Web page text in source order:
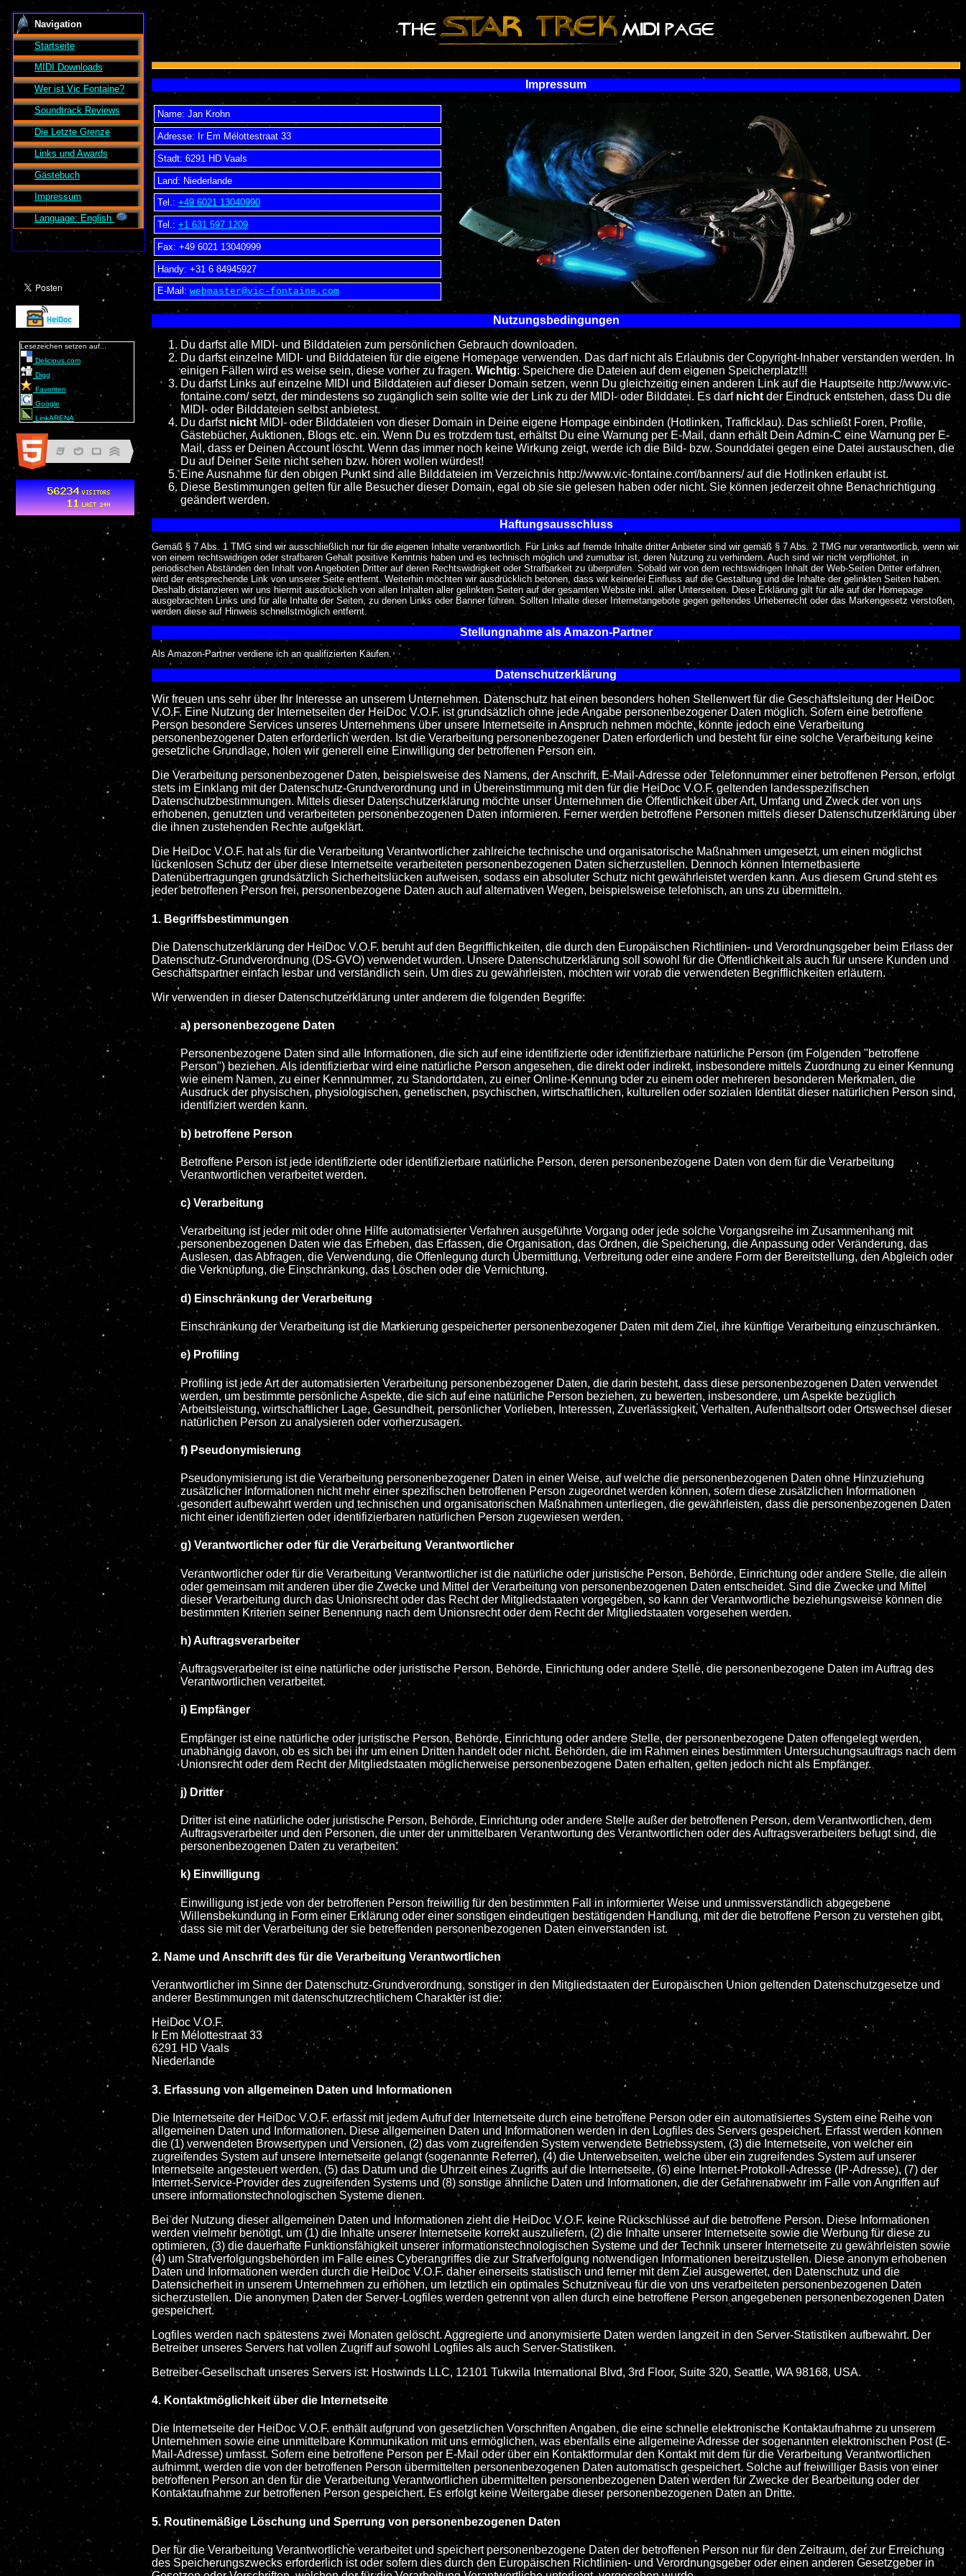
Navigation
Startseite
MIDI Downloads
Wer ist Vic Fontaine?
Soundtrack Reviews
Die Letzte Grenze
Links und Awards
Gästebuch
Impressum
Language: English
Impressum
Name: Jan Krohn
Adresse: Ir Em Mélottestraat 33
Stadt: 6291 HD Vaals
Land: Niederlande
Tel.: +49 6021 13040990
Tel.: +1 631 597 1209
Fax: +49 6021 13040999
Handy: +31 6 84945927
E-Mail: webmaster@vic-fontaine.com
Nutzungsbedingungen
Du darfst alle MIDI- und Bilddateien zum persönlichen Gebrauch downloaden.
Du darfst einzelne MIDI- und Bilddateien für die eigene Homepage verwenden. Das darf nicht als Erlaubnis der Copyright-Inhaber verstanden werden. In
einigen Fällen wird es weise sein, diese vorher zu fragen. Wichtig: Speichere die Dateien auf dem eigenen Speicherplatz!!!
Du darfst Links auf einzelne MIDI und Bilddateien auf dieser Domain setzen, wenn Du gleichzeitig einen anderen Link auf die Hauptseite http://www.vic-
fontaine.com/ setzt, der mindestens so zugänglich sein sollte wie der Link zu der MIDI- oder Bilddatei. Es darf nicht der Eindruck entstehen, dass Du die
MIDI- oder Bilddateien selbst anbietest.
Du darfst nichtMIDI- oder Bilddateien von dieser Domain in Deine eigene Hompage einbinden (Hotlinken, Trafficklau). Das schließt Foren, Profile,
Gästebücher, Auktionen, Blogs etc. ein. Wenn Du es trotzdem tust, erhältst Du eine Warnung per E-Mail, dann erhält Dein Admin-C eine Warnung per E-
Mail, dass er Deinen Account löscht. Wenn das immer noch keine Wirkung zeigt, werde ich die Bild- bzw. Sounddatei gegen eine Datei austauschen, die
Du auf Deiner Seite nicht sehen bzw. hören wollen würdest!
Eine Ausnahme für den obigen Punkt sind alle Bilddateien im Verzeichnis http://www.vic-fontaine.com/banners/ auf die Hotlinken erlaubt ist.
Diese Bestimmungen gelten für alle Besucher dieser Domain, egal ob sie sie gelesen haben oder nicht. Sie können jederzeit ohne Benachrichtigung
geändert werden.
Haftungsausschluss
Gemäß § 7 Abs. 1 TMG sind wir ausschließlich nur für die eigenen Inhalte verantwortlich. Für Links auf fremde Inhalte dritter Anbieter sind wir gemäß § 7 Abs. 2 TMG nur verantwortlich, wenn wir
von einem rechtswidrigen oder strafbaren Gehalt positive Kenntnis haben und es technisch möglich und zumutbar ist, deren Nutzung zu verhindern. Auch sind wir nicht verpflichtet, in
periodischen Abständen den Inhalt von Angeboten Dritter auf deren Rechtswidrigkeit oder Strafbarkeit zu überprüfen. Sobald wir von dem rechtswidrigen Inhalt der Web-Seiten Dritter erfahren,
wird der entsprechende Link von unserer Seite entfernt. Weiterhin möchten wir ausdrücklich betonen, dass wir keinerlei Einfluss auf die Gestaltung und die Inhalte der gelinkten Seiten haben.
Deshalb distanzieren wir uns hiermit ausdrücklich von allen Inhalten aller gelinkten Seiten auf der gesamten Website inkl. aller Unterseiten. Diese Erklärung gilt für alle auf der Homepage
ausgebrachten Links und für alle Inhalte der Seiten, zu denen Links oder Banner führen. Sollten Inhalte dieser Internetangebote gegen geltendes Urheberrecht oder das Markengesetz verstoßen,
werden diese auf Hinweis schnellstmöglich entfernt.
Stellungnahme als Amazon-Partner
Als Amazon-Partner verdiene ich an qualifizierten Käufen.
Datenschutzerklärung
Wir freuen uns sehr über Ihr Interesse an unserem Unternehmen. Datenschutz hat einen besonders hohen Stellenwert für die Geschäftsleitung der HeiDoc
V.O.F. Eine Nutzung der Internetseiten der HeiDoc V.O.F. ist grundsätzlich ohne jede Angabe personenbezogener Daten möglich. Sofern eine betroffene
Person besondere Services unseres Unternehmens über unsere Internetseite in Anspruch nehmen möchte, könnte jedoch eine Verarbeitung
personenbezogener Daten erforderlich werden. Ist die Verarbeitung personenbezogener Daten erforderlich und besteht für eine solche Verarbeitung keine
gesetzliche Grundlage, holen wir generell eine Einwilligung der betroffenen Person ein.
Die Verarbeitung personenbezogener Daten, beispielsweise des Namens, der Anschrift, E-Mail-Adresse oder Telefonnummer einer betroffenen Person, erfolgt
stets im Einklang mit der Datenschutz-Grundverordnung und in Übereinstimmung mit den für die HeiDoc V.O.F. geltenden landesspezifischen
Datenschutzbestimmungen. Mittels dieser Datenschutzerklärung möchte unser Unternehmen die Öffentlichkeit über Art, Umfang und Zweck der von uns
erhobenen, genutzten und verarbeiteten personenbezogenen Daten informieren. Ferner werden betroffene Personen mittels dieser Datenschutzerklärung über
die ihnen zustehenden Rechte aufgeklärt.
Die HeiDoc V.O.F. hat als für die Verarbeitung Verantwortlicher zahlreiche technische und organisatorische Maßnahmen umgesetzt, um einen möglichst
lückenlosen Schutz der über diese Internetseite verarbeiteten personenbezogenen Daten sicherzustellen. Dennoch können Internetbasierte
Datenübertragungen grundsätzlich Sicherheitslücken aufweisen, sodass ein absoluter Schutz nicht gewährleistet werden kann. Aus diesem Grund steht es
jeder betroffenen Person frei, personenbezogene Daten auch auf alternativen Wegen, beispielsweise telefonisch, an uns zu übermitteln.
1. Begriffsbestimmungen
Die Datenschutzerklärung der HeiDoc V.O.F. beruht auf den Begrifflichkeiten, die durch den Europäischen Richtlinien- und Verordnungsgeber beim Erlass der
Datenschutz-Grundverordnung (DS-GVO) verwendet wurden. Unsere Datenschutzerklärung soll sowohl für die Öffentlichkeit als auch für unsere Kunden und
Geschäftspartner einfach lesbar und verständlich sein. Um dies zu gewährleisten, möchten wir vorab die verwendeten Begrifflichkeiten erläutern.
Wir verwenden in dieser Datenschutzerklärung unter anderem die folgenden Begriffe:
a) personenbezogene Daten
Personenbezogene Daten sind alle Informationen, die sich auf eine identifizierte oder identifizierbare natürliche Person (im Folgenden "betroffene
Person") beziehen. Als identifizierbar wird eine natürliche Person angesehen, die direkt oder indirekt, insbesondere mittels Zuordnung zu einer Kennung
wie einem Namen, zu einer Kennnummer, zu Standortdaten, zu einer Online-Kennung oder zu einem oder mehreren besonderen Merkmalen, die
Ausdruck der physischen, physiologischen, genetischen, psychischen, wirtschaftlichen, kulturellen oder sozialen Identität dieser natürlichen Person sind,
identifiziert werden kann.
b) betroffene Person
Betroffene Person ist jede identifizierte oder identifizierbare natürliche Person, deren personenbezogene Daten von dem für die Verarbeitung
Verantwortlichen verarbeitet werden.
c) Verarbeitung
Verarbeitung ist jeder mit oder ohne Hilfe automatisierter Verfahren ausgeführte Vorgang oder jede solche Vorgangsreihe im Zusammenhang mit
personenbezogenen Daten wie das Erheben, das Erfassen, die Organisation, das Ordnen, die Speicherung, die Anpassung oder Veränderung, das
Auslesen, das Abfragen, die Verwendung, die Offenlegung durch Übermittlung, Verbreitung oder eine andere Form der Bereitstellung, den Abgleich oder
die Verknüpfung, die Einschränkung, das Löschen oder die Vernichtung.
d) Einschränkung der Verarbeitung
Einschränkung der Verarbeitung ist die Markierung gespeicherter personenbezogener Daten mit dem Ziel, ihre künftige Verarbeitung einzuschränken.
e) Profiling
Profiling ist jede Art der automatisierten Verarbeitung personenbezogener Daten, die darin besteht, dass diese personenbezogenen Daten verwendet
werden, um bestimmte persönliche Aspekte, die sich auf eine natürliche Person beziehen, zu bewerten, insbesondere, um Aspekte bezüglich
Arbeitsleistung, wirtschaftlicher Lage, Gesundheit, persönlicher Vorlieben, Interessen, Zuverlässigkeit, Verhalten, Aufenthaltsort oder Ortswechsel dieser
natürlichen Person zu analysieren oder vorherzusagen.
f) Pseudonymisierung
Pseudonymisierung ist die Verarbeitung personenbezogener Daten in einer Weise, auf welche die personenbezogenen Daten ohne Hinzuziehung
zusätzlicher Informationen nicht mehr einer spezifischen betroffenen Person zugeordnet werden können, sofern diese zusätzlichen Informationen
gesondert aufbewahrt werden und technischen und organisatorischen Maßnahmen unterliegen, die gewährleisten, dass die personenbezogenen Daten
nicht einer identifizierten oder identifizierbaren natürlichen Person zugewiesen werden.
g) Verantwortlicher oder für die Verarbeitung Verantwortlicher
Verantwortlicher oder für die Verarbeitung Verantwortlicher ist die natürliche oder juristische Person, Behörde, Einrichtung oder andere Stelle, die allein
oder gemeinsam mit anderen über die Zwecke und Mittel der Verarbeitung von personenbezogenen Daten entscheidet. Sind die Zwecke und Mittel
dieser Verarbeitung durch das Unionsrecht oder das Recht der Mitgliedstaaten vorgegeben, so kann der Verantwortliche beziehungsweise können die
bestimmten Kriterien seiner Benennung nach dem Unionsrecht oder dem Recht der Mitgliedstaaten vorgesehen werden.
h) Auftragsverarbeiter
Auftragsverarbeiter ist eine natürliche oder juristische Person, Behörde, Einrichtung oder andere Stelle, die personenbezogene Daten im Auftrag des
Verantwortlichen verarbeitet.
i) Empfänger
Empfänger ist eine natürliche oder juristische Person, Behörde, Einrichtung oder andere Stelle, der personenbezogene Daten offengelegt werden,
unabhängig davon, ob es sich bei ihr um einen Dritten handelt oder nicht. Behörden, die im Rahmen eines bestimmten Untersuchungsauftrags nach dem
Unionsrecht oder dem Recht der Mitgliedstaaten möglicherweise personenbezogene Daten erhalten, gelten jedoch nicht als Empfänger.
j) Dritter
Dritter ist eine natürliche oder juristische Person, Behörde, Einrichtung oder andere Stelle außer der betroffenen Person, dem Verantwortlichen, dem
Auftragsverarbeiter und den Personen, die unter der unmittelbaren Verantwortung des Verantwortlichen oder des Auftragsverarbeiters befugt sind, die
personenbezogenen Daten zu verarbeiten.
k) Einwilligung
Einwilligung ist jede von der betroffenen Person freiwillig für den bestimmten Fall in informierter Weise und unmissverständlich abgegebene
Willensbekundung in Form einer Erklärung oder einer sonstigen eindeutigen bestätigenden Handlung, mit der die betroffene Person zu verstehen gibt,
dass sie mit der Verarbeitung der sie betreffenden personenbezogenen Daten einverstanden ist.
2. Name und Anschrift des für die Verarbeitung Verantwortlichen
Verantwortlicher im Sinne der Datenschutz-Grundverordnung, sonstiger in den Mitgliedstaaten der Europäischen Union geltenden Datenschutzgesetze und
anderer Bestimmungen mit datenschutzrechtlichem Charakter ist die:
HeiDoc V.O.F.
Ir Em Mélottestraat 33
6291 HD Vaals
Niederlande
3. Erfassung von allgemeinen Daten und Informationen
Die Internetseite der HeiDoc V.O.F. erfasst mit jedem Aufruf der Internetseite durch eine betroffene Person oder ein automatisiertes System eine Reihe von
allgemeinen Daten und Informationen. Diese allgemeinen Daten und Informationen werden in den Logfiles des Servers gespeichert. Erfasst werden können
die (1) verwendeten Browsertypen und Versionen, (2) das vom zugreifenden System verwendete Betriebssystem, (3) die Internetseite, von welcher ein
zugreifendes System auf unsere Internetseite gelangt (sogenannte Referrer), (4) die Unterwebseiten, welche über ein zugreifendes System auf unserer
Internetseite angesteuert werden, (5) das Datum und die Uhrzeit eines Zugriffs auf die Internetseite, (6) eine Internet-Protokoll-Adresse (IP-Adresse), (7) der
Internet-Service-Provider des zugreifenden Systems und (8) sonstige ähnliche Daten und Informationen, die der Gefahrenabwehr im Falle von Angriffen auf
unsere informationstechnologischen Systeme dienen.
Bei der Nutzung dieser allgemeinen Daten und Informationen zieht die HeiDoc V.O.F. keine Rückschlüsse auf die betroffene Person. Diese Informationen
werden vielmehr benötigt, um (1) die Inhalte unserer Internetseite korrekt auszuliefern, (2) die Inhalte unserer Internetseite sowie die Werbung für diese zu
optimieren, (3) die dauerhafte Funktionsfähigkeit unserer informationstechnologischen Systeme und der Technik unserer Internetseite zu gewährleisten sowie
(4) um Strafverfolgungsbehörden im Falle eines Cyberangriffes die zur Strafverfolgung notwendigen Informationen bereitzustellen. Diese anonym erhobenen
Daten und Informationen werden durch die HeiDoc V.O.F. daher einerseits statistisch und ferner mit dem Ziel ausgewertet, den Datenschutz und die
Datensicherheit in unserem Unternehmen zu erhöhen, um letztlich ein optimales Schutzniveau für die von uns verarbeiteten personenbezogenen Daten
sicherzustellen. Die anonymen Daten der Server-Logfiles werden getrennt von allen durch eine betroffene Person angegebenen personenbezogenen Daten
gespeichert.
Logfiles werden nach spätestens zwei Monaten gelöscht. Aggregierte und anonymisierte Daten werden langzeit in den Server-Statistiken aufbewahrt. Der
Betreiber unseres Servers hat vollen Zugriff auf sowohl Logfiles als auch Server-Statistiken.
Betreiber-Gesellschaft unseres Servers ist: Hostwinds LLC, 12101 Tukwila International Blvd, 3rd Floor, Suite 320, Seattle, WA 98168, USA.
4. Kontaktmöglichkeit über die Internetseite
Die Internetseite der HeiDoc V.O.F. enthält aufgrund von gesetzlichen Vorschriften Angaben, die eine schnelle elektronische Kontaktaufnahme zu unserem
Unternehmen sowie eine unmittelbare Kommunikation mit uns ermöglichen, was ebenfalls eine allgemeine Adresse der sogenannten elektronischen Post (E-
Mail-Adresse) umfasst. Sofern eine betroffene Person per E-Mail oder über ein Kontaktformular den Kontakt mit dem für die Verarbeitung Verantwortlichen
aufnimmt, werden die von der betroffenen Person übermittelten personenbezogenen Daten automatisch gespeichert. Solche auf freiwilliger Basis von einer
betroffenen Person an den für die Verarbeitung Verantwortlichen übermittelten personenbezogenen Daten werden für Zwecke der Bearbeitung oder der
Kontaktaufnahme zur betroffenen Person gespeichert. Es erfolgt keine Weitergabe dieser personenbezogenen Daten an Dritte.
5. Routinemäßige Löschung und Sperrung von personenbezogenen Daten
Der für die Verarbeitung Verantwortliche verarbeitet und speichert personenbezogene Daten der betroffenen Person nur für den Zeitraum, der zur Erreichung
des Speicherungszwecks erforderlich ist oder sofern dies durch den Europäischen Richtlinien- und Verordnungsgeber oder einen anderen Gesetzgeber in
Lesezeichen setzen auf...
Delicious.com
Digg
Favoriten
Google
LinkARENA